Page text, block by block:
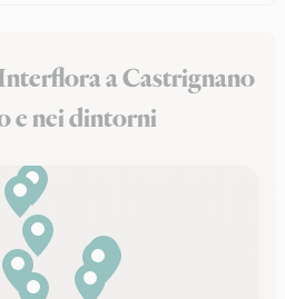
a Castrignano
e nei dintorni